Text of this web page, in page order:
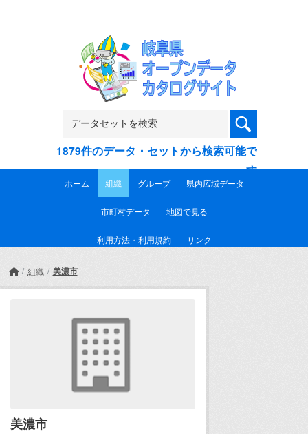
1879件のデータ・セットから検索可能で
す
ホーム 組織 グループ 県内広域データ
市町村データ 地図で見る
利用方法・利用規約 リンク
組織 美濃市
美濃市